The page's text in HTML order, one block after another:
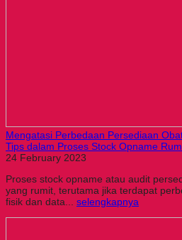
Mengatasi Perbedaan Persediaan
Tips dalam Proses Stock Opname
24 February 2023
Proses stock opname atau audit
yang rumit, terutama jika terdapat
fisik dan data... selengkapnya